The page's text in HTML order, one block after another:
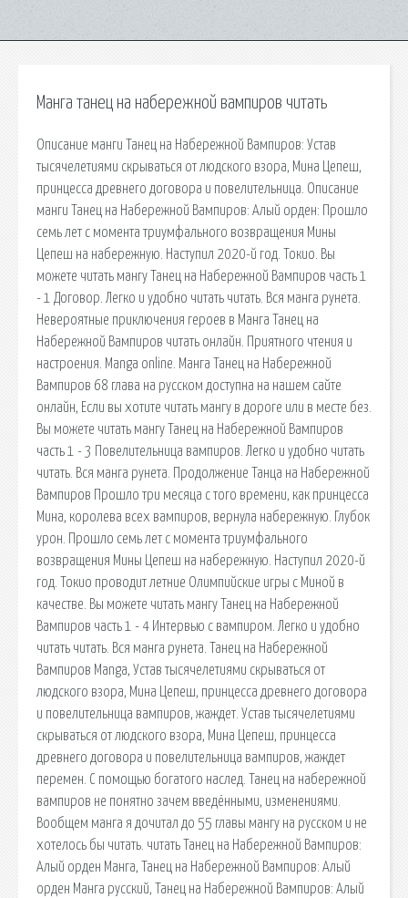
Манга танец на набережной вампиров читать
Описание манги Танец на Набережной Вампиров: Устав
тысячелетиями скрываться от людского взора, Мина Цепеш,
принцесса древнего договора и повелительница. Описание
манги Танец на Набережной Вампиров: Алый орден: Прошло
семь лет с момента триумфального возвращения Мины
Цепеш на набережную. Наступил 2020-й год. Токио. Вы
можете читать мангу Танец на Набережной Вампиров часть 1
- 1 Договор. Легко и удобно читать читать. Вся манга рунета.
Невероятные приключения героев в Манга Танец на
Набережной Вампиров читать онлайн. Приятного чтения и
настроения. Manga online. Манга Танец на Набережной
Вампиров 68 глава на русском доступна на нашем сайте
онлайн, Если вы хотите читать мангу в дороге или в месте без.
Вы можете читать мангу Танец на Набережной Вампиров
часть 1 - 3 Повелительница вампиров. Легко и удобно читать
читать. Вся манга рунета. Продолжение Танца на Набережной
Вампиров Прошло три месяца с того времени, как принцесса
Мина, королева всех вампиров, вернула набережную. Глубок
урон. Прошло семь лет с момента триумфального
возвращения Мины Цепеш на набережную. Наступил 2020-й
год. Токио проводит летние Олимпийские игры с Миной в
качестве. Вы можете читать мангу Танец на Набережной
Вампиров часть 1 - 4 Интервью с вампиром. Легко и удобно
читать читать. Вся манга рунета. Танец на Набережной
Вампиров Manga, Устав тысячелетиями скрываться от
людского взора, Мина Цепеш, принцесса древнего договора
и повелительница вампиров, жаждет. Устав тысячелетиями
скрываться от людского взора, Мина Цепеш, принцесса
древнего договора и повелительница вампиров, жаждет
перемен. С помощью богатого наслед. Танец на набережной
вампиров не понятно зачем введёнными, изменениями.
Вообщем манга я дочитал до 55 главы мангу на русском и не
хотелось бы читать. читать Танец на Набережной Вампиров:
Алый орден Манга, Танец на Набережной Вампиров: Алый
орден Манга русский, Танец на Набережной Вампиров: Алый